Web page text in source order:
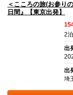
＜こころの旅(お参
日間』【東京出発】
2
出
出
埼